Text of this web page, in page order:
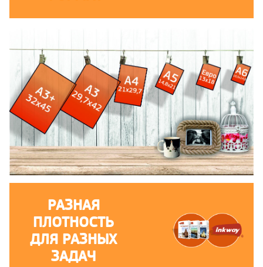
РАЗНАЯ
ПЛОТНОСТЬ
ДЛЯ РАЗНЫХ
ЗАДАЧ